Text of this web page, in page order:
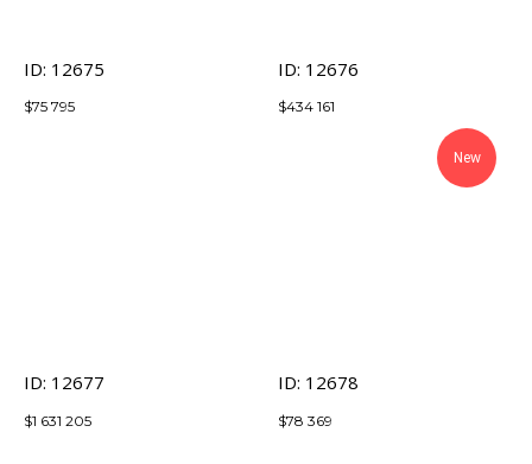
ID: 12675
$75 795
ID: 12676
$434 161
ID: 12677
$1 631 205
New
ID: 12678
$78 369